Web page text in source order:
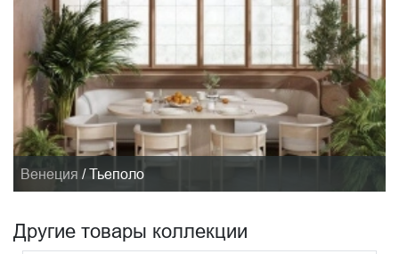
Венеция / Тьеполо
Другие товары коллекции